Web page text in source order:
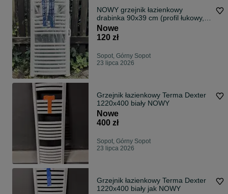
NOWY grzejnik łazienkowy
drabinka 90x39 cm (profil łukowy,
komplet)
Nowe
120 zł
Sopot, Górny Sopot
23 lipca 2026
Grzejnik łazienkowy Terma Dexter
1220x400 biały NOWY
Nowe
400 zł
Sopot, Górny Sopot
23 lipca 2026
Grzejnik łazienkowy Terma Dexter
1220x400 biały jak NOWY